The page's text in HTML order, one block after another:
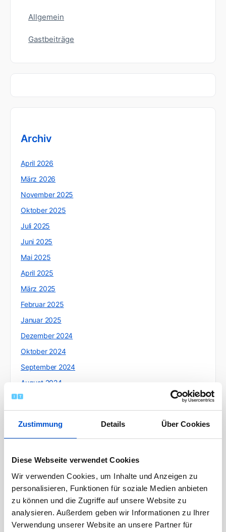
Zustimmung Details Über Cookies
Diese Webseite verwendet Cookies
Wir verwenden Cookies, um Inhalte und Anzeigen zu
personalisieren, Funktionen für soziale Medien anbieten
zu können und die Zugriffe auf unsere Website zu
analysieren. Außerdem geben wir Informationen zu Ihrer
Verwendung unserer Website an unsere Partner für
Allgemein
Gastbeiträge
Archiv
April 2026
März 2026
November 2025
Oktober 2025
Juli 2025
Juni 2025
Mai 2025
April 2025
März 2025
Februar 2025
Januar 2025
Dezember 2024
Oktober 2024
September 2024
August 2024
Juli 2024
Mai 2024
März 2024
Februar 2024
Januar 2024
Dezember 2023
November 2023